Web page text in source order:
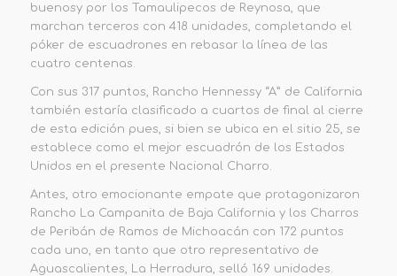
buenosy por los Tamaulipecos de Reynosa, que
marchan terceros con 418 unidades, completando el
póker de escuadrones en rebasar la línea de las
cuatro centenas.
Con sus 317 puntos, Rancho Hennessy “A” de California
también estaría clasificado a cuartos de final al cierre
de esta edición pues, si bien se ubica en el sitio 25, se
establece como el mejor escuadrón de los Estados
Unidos en el presente Nacional Charro.
Antes, otro emocionante empate que protagonizaron
Rancho La Campanita de Baja California y
los Charros
de Peribán de Ramos de Michoacán con 172 puntos
cada uno, en tanto que otro representativo de
Aguascalientes, La Herradura, selló 169 unidades.